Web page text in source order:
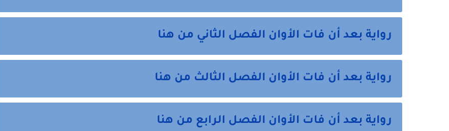
رواية بعد أن فات الأوان الفصل الثاني من هنا
رواية بعد أن فات الأوان الفصل الثالث من هنا
رواية بعد أن فات الأوان الفصل الرابع من هنا